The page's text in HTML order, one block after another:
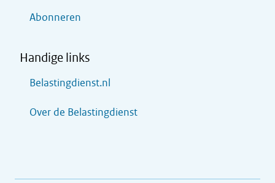
Abonneren
Handige links
Belastingdienst.nl
Over de Belastingdienst